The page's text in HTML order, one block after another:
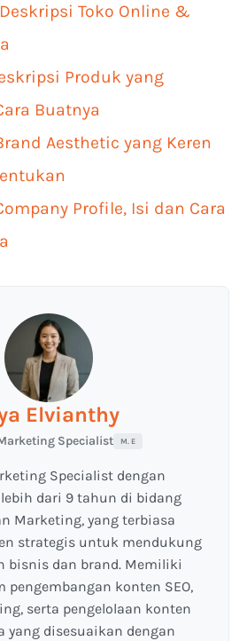
Toko Online &
Produk yang
Buatnya
Aesthetic yang Keren
Profile, Isi dan Cara
Elvianthy
Specialist M. E
Specialist dengan
dari 9 tahun di bidang
Marketing, yang terbiasa
strategis untuk mendukung
bisnis dan brand. Memiliki
pengembangan konten SEO,
serta pengelolaan konten
yang disesuaikan dengan